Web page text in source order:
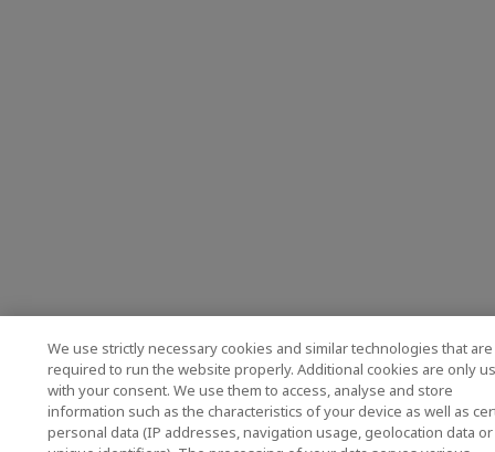
We use strictly necessary cookies and similar technologies that are
required to run the website properly. Additional cookies are only
with your consent. We use them to access, analyse and store
information such as the characteristics of your device as well as
personal data (IP addresses, navigation usage, geolocation data or